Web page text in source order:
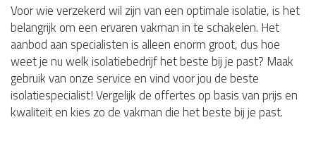
Voor wie verzekerd wil zijn van een optimale isolatie, is het
belangrijk om een ervaren vakman in te schakelen. Het
aanbod aan specialisten is alleen enorm groot, dus hoe
weet je nu welk isolatiebedrijf het beste bij je past? Maak
gebruik van onze service en vind voor jou de beste
isolatiespecialist! Vergelijk de offertes op basis van prijs en
kwaliteit en kies zo de vakman die het beste bij je past.